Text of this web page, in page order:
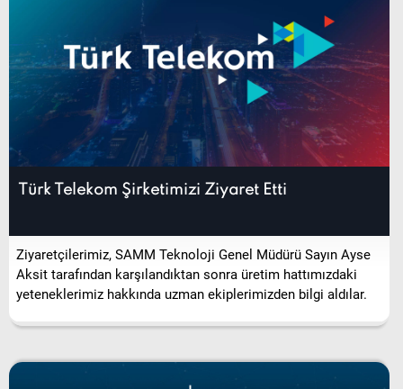
Türk Telekom Şirketimizi Ziyaret Etti
Ziyaretçilerimiz, SAMM Teknoloji Genel Müdürü Sayın Ayse
yeteneklerimiz hakkında uzman ekiplerimizden bilgi aldılar.